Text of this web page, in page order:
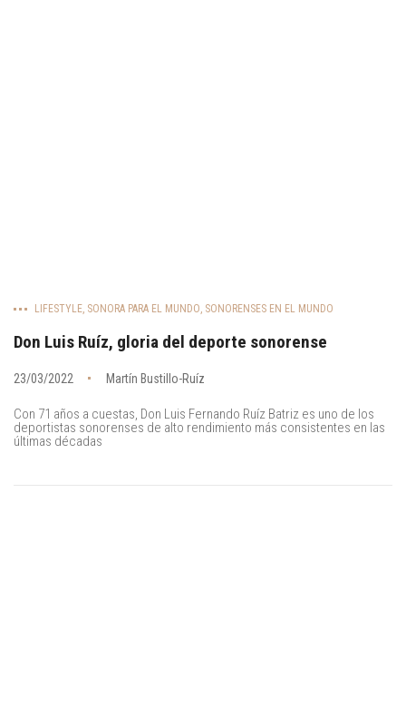
LIFESTYLE, SONORA PARA EL MUNDO, SONORENSES EN EL MUNDO
Don Luis Ruíz, gloria del deporte sonorense
23/03/2022 Martín Bustillo-Ruíz
Con 71 años a cuestas, Don Luis Fernando Ruíz Batriz es uno de los
deportistas sonorenses de alto rendimiento más consistentes en las
últimas décadas